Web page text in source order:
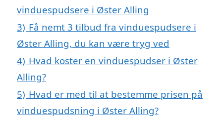
vinduespudsere i Øster Alling
3) Få nemt 3 tilbud fra vinduespudsere i
Øster Alling, du kan være tryg ved
4) Hvad koster en vinduespudser i Øster
Alling?
5) Hvad er med til at bestemme prisen på
vinduespudsning i Øster Alling?